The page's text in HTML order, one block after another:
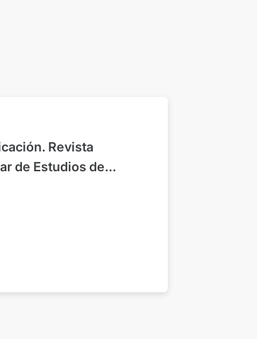
Revista
de Estudios de
y Ciencias Sociales.
2026